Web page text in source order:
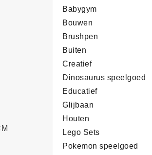
Babygym
Bouwen
Brushpen
Buiten
Creatief
Dinosaurus speelgoed
Educatief
Glijbaan
Houten
Lego Sets
Pokemon speelgoed